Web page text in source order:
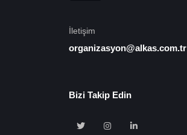
İletişim
organizasyon@alkas.com.tr
Bizi Takip Edin